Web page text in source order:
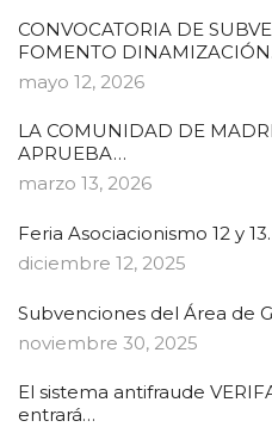
CONVOCATORIA DE
FOMENTO
mayo 12, 2026
LA COMUNIDAD DE
APRUEBA…
marzo 13, 2026
Feria Asociacionismo 12 y
diciembre 12, 2025
Subvenciones del Área de
noviembre 30, 2025
El sistema antifraude
entrará…